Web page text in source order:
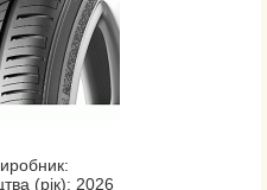
(рік): 2026